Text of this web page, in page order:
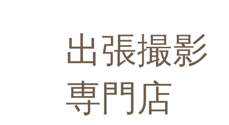
出張撮影
専門店